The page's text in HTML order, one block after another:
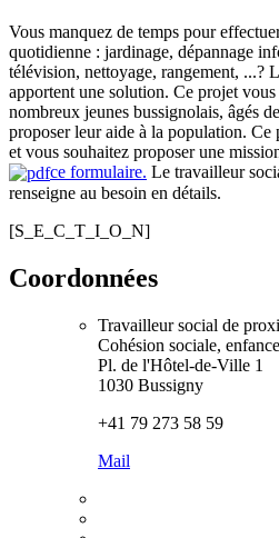
Vous manquez de temps pour
quotidienne : jardinage, dépannage
télévision, nettoyage, rangement, ...?
apportent une solution. Ce projet
nombreux jeunes bussignolais, âgés
proposer leur aide à la population. Ce
et vous souhaitez proposer une
ce formulaire. Le travailleur
renseigne au besoin en détails.
[S_E_C_T_I_O_N]
Coordonnées
Travailleur social de
Cohésion sociale,
Pl. de l'Hôtel-de-Ville 1
1030 Bussigny
+41 79 273 58 59
Mail